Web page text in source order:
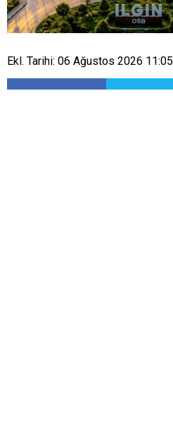
Ekl. Tarihi: 06 Ağustos 2026 11:05